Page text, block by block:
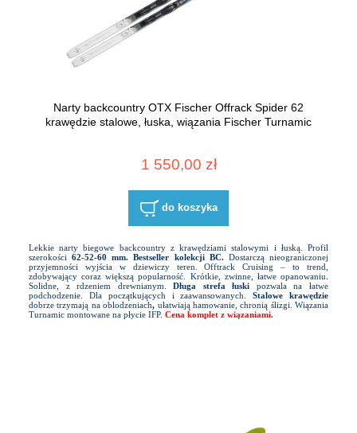
Narty backcountry OTX Fischer Offrack Spider 62
krawędzie stalowe, łuska, wiązania Fischer Turnamic
1 550,00 zł
do koszyka
Lekkie narty biegowe backcountry z krawędziami stalowymi i łuską. Profil
szerokości62-52-60 mm. Bestseller kolekcji BC.Dostarczą nieograniczonej
przyjemności wyjścia w dziewiczy teren. Offtrack Cruising – to trend,
zdobywający coraz większą popularność. Krótkie, zwinne, łatwe opanowaniu.
Solidne, z rdzeniem drewnianym.Długa strefa łuski pozwala na łatwe
podchodzenie. Dla początkujących i zaawansowanych.Stalowe krawędzie
dobrze trzymają na oblodzeniach, ułatwiają hamowanie, chronią ślizgi. Wiązania
Turnamic montowane na płycie IFP. Cena komplet z wiązaniami.